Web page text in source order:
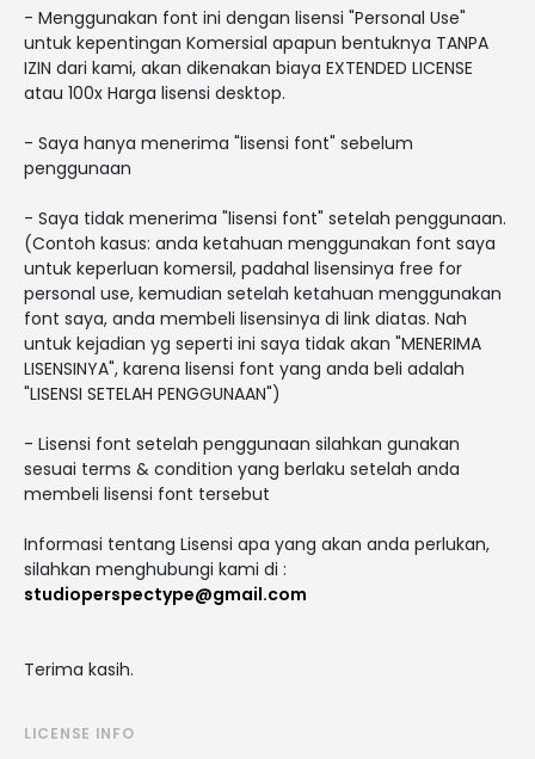
- Menggunakan font ini dengan lisensi "Personal Use"
untuk kepentingan Komersial apapun bentuknya TANPA
IZIN dari kami, akan dikenakan biaya EXTENDED LICENSE
atau 100x Harga lisensi desktop.
- Saya hanya menerima "lisensi font" sebelum
penggunaan
- Saya tidak menerima "lisensi font" setelah penggunaan.
(Contoh kasus: anda ketahuan menggunakan font saya
untuk keperluan komersil, padahal lisensinya free for
personal use, kemudian setelah ketahuan menggunakan
font saya, anda membeli lisensinya di link diatas. Nah
untuk kejadian yg seperti ini saya tidak akan "MENERIMA
LISENSINYA", karena lisensi font yang anda beli adalah
"LISENSI SETELAH PENGGUNAAN")
- Lisensi font setelah penggunaan silahkan gunakan
sesuai terms & condition yang berlaku setelah anda
membeli lisensi font tersebut
Informasi tentang Lisensi apa yang akan anda perlukan,
silahkan menghubungi kami di :
studioperspectype@gmail.com
Terima kasih.
LICENSE INFO